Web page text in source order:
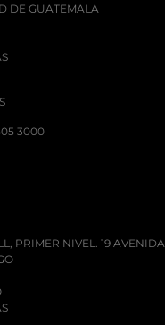
DE GUATEMALA
3000
PRIMER NIVEL. 19